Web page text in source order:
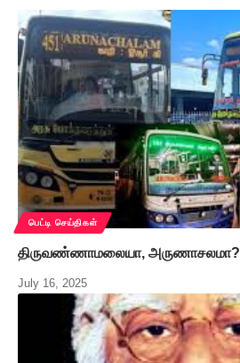
பெட்டி செய்திகள்
திருவண்ணாமலையா, அருணாசலமா?
July 16, 2025